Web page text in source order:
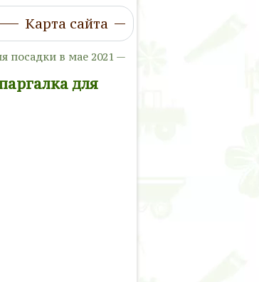
Карта сайта
посадки в мае 2021 —
для